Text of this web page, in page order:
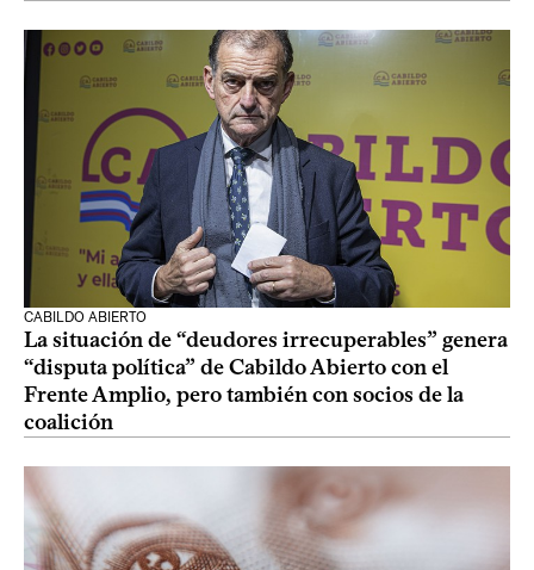
CABILDO ABIERTO
La situación de “deudores irrecuperables” genera
“disputa política” de Cabildo Abierto con el
Frente Amplio, pero también con socios de la
coalición